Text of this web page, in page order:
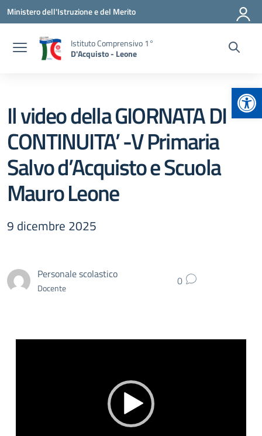
Vai ai contenuti
Vai al menu di navigazione
Vai al footer
Ministero dell'Istruzione e del Merito
Istituto Comprensivo 1°
D'Acquisto - Leone
Il video della GIORNATA DI
CONTINUITA’ -V Primaria
Salvo d’Acquisto e Scuola
Mauro Leone
9 dicembre 2025
Personale scolastico
Docente 0